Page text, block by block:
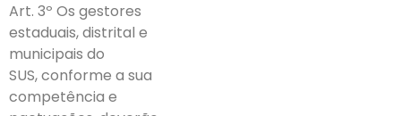
Art. 3º Os gestores
estaduais, distrital e
municipais do
SUS, conforme a sua
competência e